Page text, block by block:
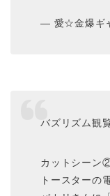
— 愛☆金爆ギ
バズリズム観
カットシーン
トースターの